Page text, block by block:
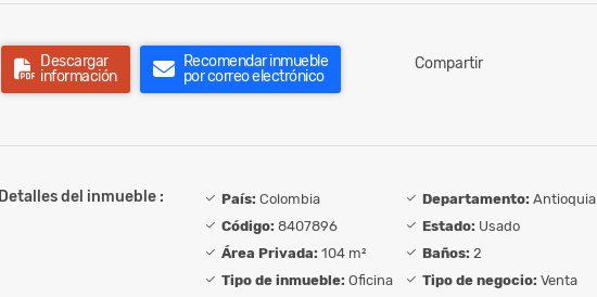
Descargar
información
Recomendar inmueble
por correo electrónico
Compartir
Detalles del inmueble : País: Colombia Departamento: Antioquia
Código: 8407896 Estado: Usado
Área Privada: 104 m² Baños: 2
Tipo de inmueble: Oficina Tipo de negocio: Venta